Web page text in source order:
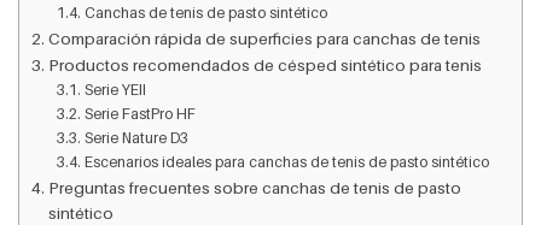
Canchas de tenis de pasto sintético
Comparación rápida de superficies para canchas de tenis
Productos recomendados de césped sintético para tenis
Serie YEII
Serie FastPro HF
Serie Nature D3
Escenarios ideales para canchas de tenis de pasto sintético
Preguntas frecuentes sobre canchas de tenis de pasto
sintético